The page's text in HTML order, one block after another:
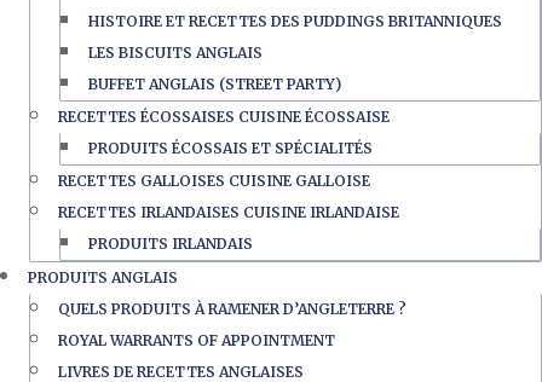
HISTOIRE ET RECETTES DES PUDDINGS BRITANNIQUES
LES BISCUITS ANGLAIS
BUFFET ANGLAIS (STREET PARTY)
RECETTES ÉCOSSAISES CUISINE ÉCOSSAISE
PRODUITS ÉCOSSAIS ET SPÉCIALITÉS
RECETTES GALLOISES CUISINE GALLOISE
RECETTES IRLANDAISES CUISINE IRLANDAISE
PRODUITS IRLANDAIS
PRODUITS ANGLAIS
QUELS PRODUITS À RAMENER D’ANGLETERRE ?
ROYAL WARRANTS OF APPOINTMENT
LIVRES DE RECETTES ANGLAISES